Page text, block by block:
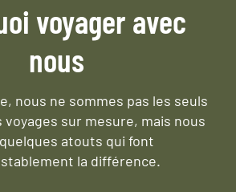
voyager avec
nous
nous ne sommes pas les seuls
voyages sur mesure, mais nous
atouts qui font
la différence.